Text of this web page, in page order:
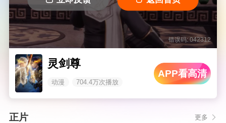
错误码: 042312
灵剑尊
动漫 704.4万次播放
APP看高清
正片 更多